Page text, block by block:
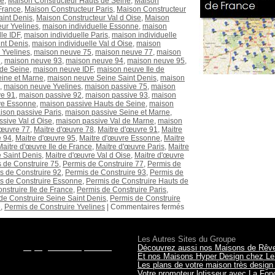
, Maison Constructeur Paris, Maison Constructeur
Denis, Maison Constructeur Val d Oise, Maison
Yvelines, maison individuelle Essonne, maison
IDF, maison individuelle Paris, maison individuelle
Denis, maison individuelle Val d Oise, maison
, maison neuve 75, maison neuve 77, maison
, maison neuve 93, maison neuve 94, maison neuve 95,
Seine, maison neuve IDF, maison neuve Ile de
et Marne, maison neuve Seine Saint Denis, maison
, maison neuve Yvelines, maison passive 75, maison
91, maison passive 92, maison passive 93, maison
Essonne, maison passive Hauts de Seine, maison
passive Paris, maison passive Seine et Marne,
Val d Oise, maison passive Val de Marne, maison
77, Maitre d'œuvre 78, Maitre d'œuvre 91, Maitre
94, Maitre d'œuvre 95, Maitre d'œuvre Essonne, Maitre
d'œuvre Ile de France, Maitre d'œuvre Paris, Maitre
Saint Denis, Maitre d'œuvre Val d Oise, Maitre d'œuvre
de Construire 75, Permis de Construire 77, Permis de
de Construire 92, Permis de Construire 93, Permis de
de Construire Essonne, Permis de Construire Hauts de
Ile de France, Permis de Construire Paris,
Construire Seine Saint Denis, Permis de Construire
, Permis de Construire Yvelines Commentaires fermés
Les Autres Sites du Groupe
Découvrez aussi nos Maisons de
Et nos Maisons Hyper Design chez
Les plans de votre maison très